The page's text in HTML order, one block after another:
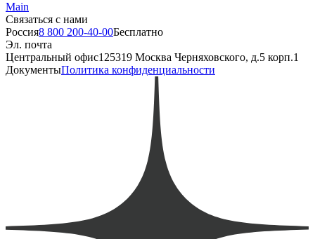
Main
Связаться с нами
Россия8 800 200-40-00Бесплатно
Эл. почта
Центральный офис125319 Москва Черняховского, д.5 корп.1
ДокументыПолитика конфиденциальности